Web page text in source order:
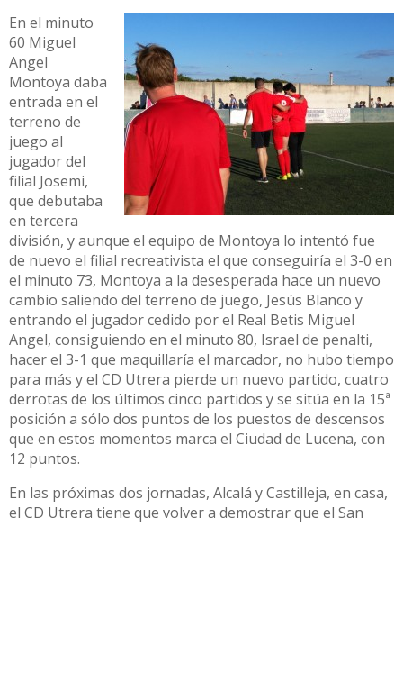
En el minuto
60 Miguel
Angel
Montoya daba
entrada en el
terreno de
juego al
jugador del
filial Josemi,
que debutaba
en tercera
división, y aunque el equipo de Montoya lo intentó fue
de nuevo el filial recreativista el que conseguiría el 3-0 en
el minuto 73, Montoya a la desesperada hace un nuevo
cambio saliendo del terreno de juego, Jesús Blanco y
entrando el jugador cedido por el Real Betis Miguel
Angel, consiguiendo en el minuto 80, Israel de penalti,
hacer el 3-1 que maquillaría el marcador, no hubo tiempo
para más y el CD Utrera pierde un nuevo partido, cuatro
derrotas de los últimos cinco partidos y se sitúa en la 15ª
posición a sólo dos puntos de los puestos de descensos
que en estos momentos marca el Ciudad de Lucena, con
12 puntos.
En las próximas dos jornadas, Alcalá y Castilleja, en casa,
el CD Utrera tiene que volver a demostrar que el San